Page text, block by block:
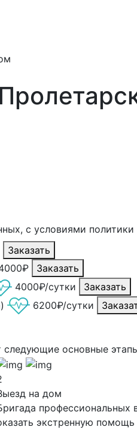
с условиями
Заказать
Заказать
4000₽/сутки
Заказать
6200₽/сутки
следующие основные
на дом
профессиональных
экстренную